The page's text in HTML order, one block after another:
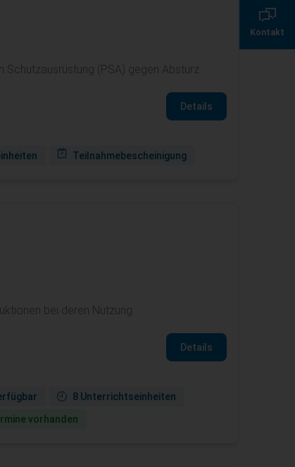
Kontakt
(PSA) gegen Absturz.
Details
Teilnahmebescheinigung
bei deren Nutzung.
Details
8 Unterrichtseinheiten
vorhanden